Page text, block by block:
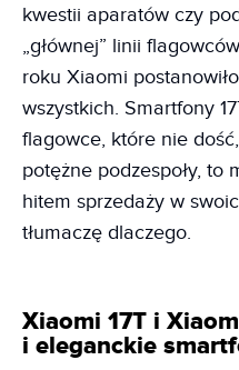
kwestii aparatów czy
„głównej” linii
roku Xiaomi
wszystkich. Smartfony
flagowce, które nie
potężne podzespoły, to
hitem sprzedaży w
tłumaczę dlaczego.
Xiaomi 17T i
i eleganckie